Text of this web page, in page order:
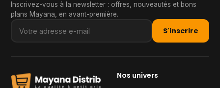
Inscrivez-vous à la newsletter : offres, nouveautés et bons
plans Mayana, en avant-première.
S'inscrire
Nos univers